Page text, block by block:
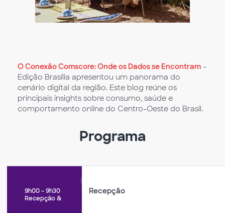
O Conexão Comscore: Onde os Dados se Encontram –
Edição Brasília apresentou um panorama do
cenário digital da região. Este blog reúne os
principais insights sobre consumo, saúde e
comportamento online do Centro-Oeste do Brasil.
Programa
9h00 – 9h30
Recepção &
Recepção